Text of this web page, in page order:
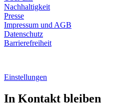
Nachhaltigkeit
Presse
Impressum und AGB
Datenschutz
Barrierefreiheit
Einstellungen
In Kontakt bleiben